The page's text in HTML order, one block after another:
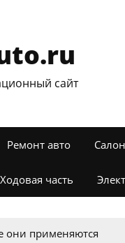
сайт
Ремонт авто
Ходовая часть
они применяются